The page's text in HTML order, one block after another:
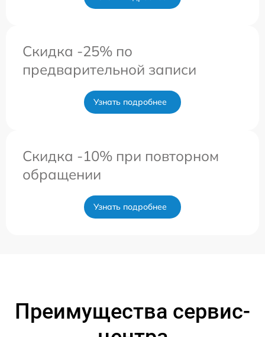
Скидка -25% по
предварительной записи
Узнать подробнее
Скидка -10% при повторном
обращении
Узнать подробнее
Преимущества сервис-